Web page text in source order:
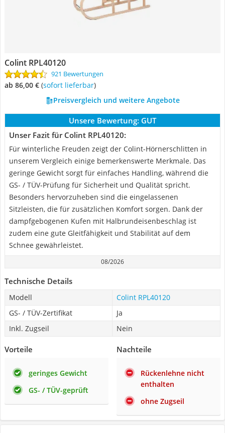
Colint RPL40120
921 Bewertungen
ab 86,00 € ( Sofort lieferbar)
Preisvergleich und weitere Angebote
Unsere Bewertung: GUT
Unser Fazit für Colint RPL40120:
Für winterliche Freuden zeigt der Colint-Hörnerschlitten in
unserem Vergleich einige bemerkenswerte Merkmale. Das
geringe Gewicht sorgt für einfaches Handling, während die
GS- / TÜV-Prüfung für Sicherheit und Qualität spricht.
Besonders hervorzuheben sind die eingelassenen
Sitzleisten, die für zusätzlichen Komfort sorgen. Dank der
dampfgebogenen Kufen mit Halbrundeisenbeschlag ist
zudem eine gute Gleitfähigkeit und Stabilität auf dem
Schnee gewährleistet.
08/2026
Technische Details
Modell
Colint RPL40120
GS- / TÜV-Zertifikat
Ja
Inkl. Zugseil
Nein
Vorteile
geringes Gewicht
GS- / TÜV-geprüft
Nachteile
Rückenlehne nicht
enthalten
ohne Zugseil